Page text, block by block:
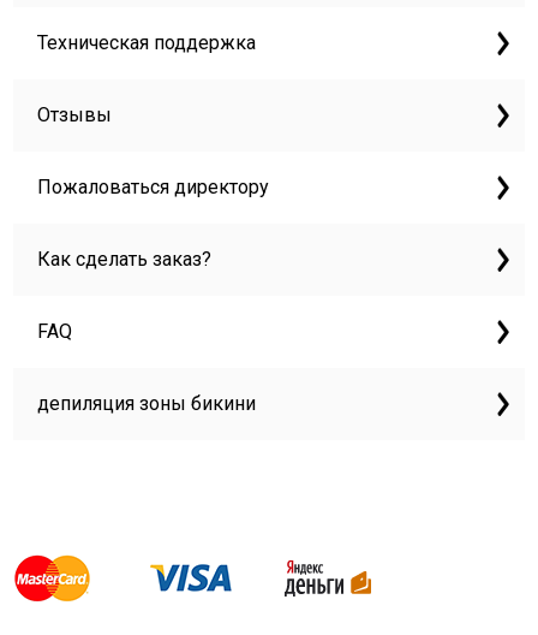
Техническая поддержка
Отзывы
Пожаловаться директору
Как сделать заказ?
FAQ
депиляция зоны бикини